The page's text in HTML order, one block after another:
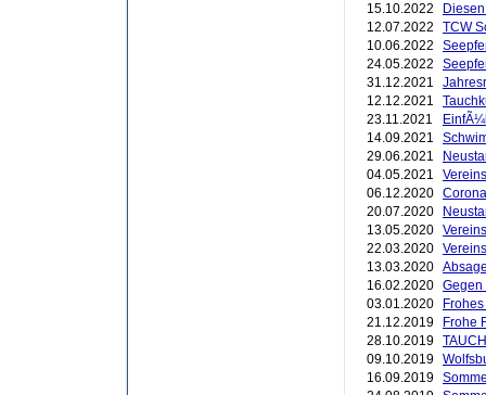
15.10.2022
12.07.2022
TCW
10.06.2022
24.05.2022
31.12.2021
12.12.2021
23.11.2021
14.09.2021
29.06.2021
04.05.2021
06.12.2020
20.07.2020
13.05.2020
22.03.2020
13.03.2020
16.02.2020 Gegen
03.01.2020
21.12.2019
Frohe
28.10.2019
09.10.2019
16.09.2019